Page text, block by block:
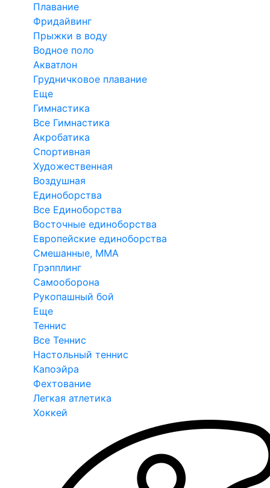
Плавание
Фридайвинг
Прыжки в воду
Водное поло
Акватлон
Грудничковое плавание
Еще
Гимнастика
Все Гимнастика
Акробатика
Спортивная
Художественная
Воздушная
Единоборства
Все Единоборства
Восточные единоборства
Европейские единоборства
Смешанные, ММА
Грэпплинг
Самооборона
Рукопашный бой
Еще
Теннис
Все Теннис
Настольный теннис
Капоэйра
Фехтование
Легкая атлетика
Хоккей